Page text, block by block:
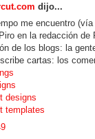
dijo...
me encuentro
en la redacción
de los blogs: la
cartas: los
designs
templates